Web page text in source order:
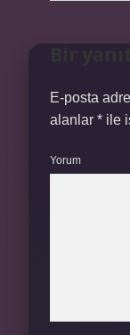
E-posta
alanlar * ile
Yorum